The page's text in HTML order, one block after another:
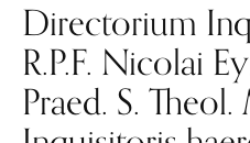
Directorium
R.P.F. Nicolai
Praed. S. Theol.